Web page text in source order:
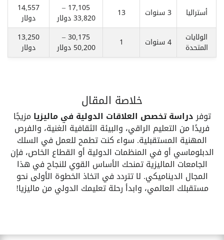
أستراليا
3 سنوات 13
17,105 –
33,820 دولار
14,557
دولار
الولايات
المتحدة 4 سنوات 1
30,175 –
50,200 دولار
13,250
دولار
خلاصة المقال
توفر دراسة تخصص العلاقات الدولية في ماليزيامزيجًا
فريدًا من التعليم الراقي، والبيئة الثقافية الغنية، والفرص
المهنية المستقبلية. سواء كنت تطمح للعمل في السلك
الدبلوماسي أو في المنظمات الدولية أو القطاع الخاص، فإن
الجامعات الماليزية تمنحك الأساس القوي للنجاح في هذا
المجال الديناميكي. لا تتردد في اتخاذ الخطوة الأولى نحو
مستقبلك العالمي، وابدأ رحلة تعليمك الدولي من ماليزيا!